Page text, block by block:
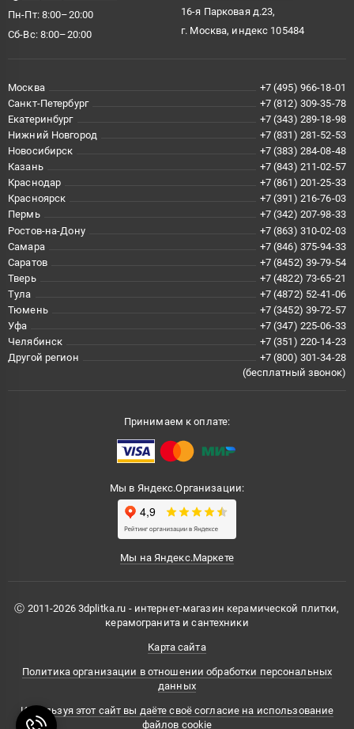
Пн-Пт: 8:00–20:00
Сб-Вс: 8:00–20:00
16-я Парковая д.23,
г. Москва, индекс 105484
Москва
+7 (495) 966-18-01
Санкт-Петербург
+7 (812) 309-35-78
Екатеринбург
+7 (343) 289-18-98
Нижний Новгород
+7 (831) 281-52-53
Новосибирск
+7 (383) 284-08-48
Казань
+7 (843) 211-02-57
Краснодар
+7 (861) 201-25-33
Красноярск
+7 (391) 216-76-03
Пермь
+7 (342) 207-98-33
Ростов-на-Дону
+7 (863) 310-02-03
Самара
+7 (846) 375-94-33
Саратов
+7 (8452) 39-79-54
Тверь
+7 (4822) 73-65-21
Тула
+7 (4872) 52-41-06
Тюмень
+7 (3452) 39-72-57
Уфа
+7 (347) 225-06-33
Челябинск
+7 (351) 220-14-23
Другой регион
+7 (800) 301-34-28
(бесплатный звонок)
Принимаем к оплате:
Мы в Яндекс.Организации:
Мы на Яндекс.Маркете
Ⓒ 2011-2026 3dplitka.ru - интернет-магазин керамической плитки,
керамогранита и сантехники
Карта сайта
Политика организации в отношении обработки персональных
данных
Используя этот сайт вы даёте своё согласие на использование
файлов cookie